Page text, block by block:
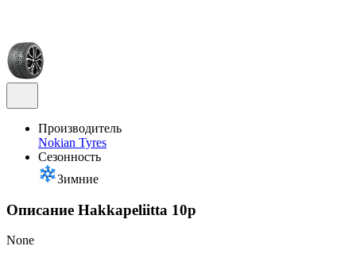
Производитель
Nokian Tyres
Сезонность
Зимние
Описание Hakkapeliitta 10p
None